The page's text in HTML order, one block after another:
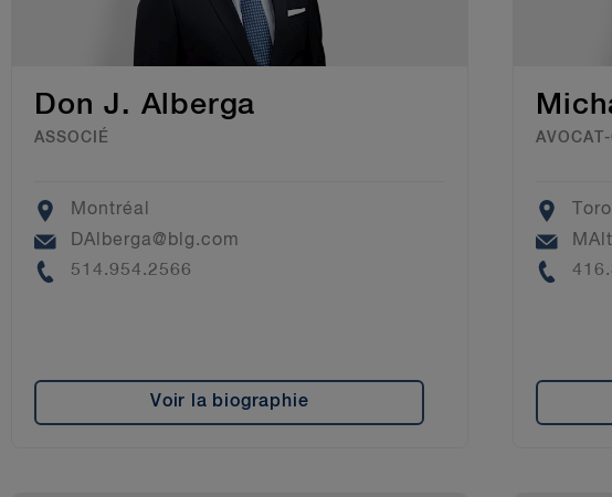
Don J. Alberga
ASSOCIÉ
Location
Montréal
EmailDAlberga@blg.com
Phone
514.954.2566
Voir la biographie
Email
Phone